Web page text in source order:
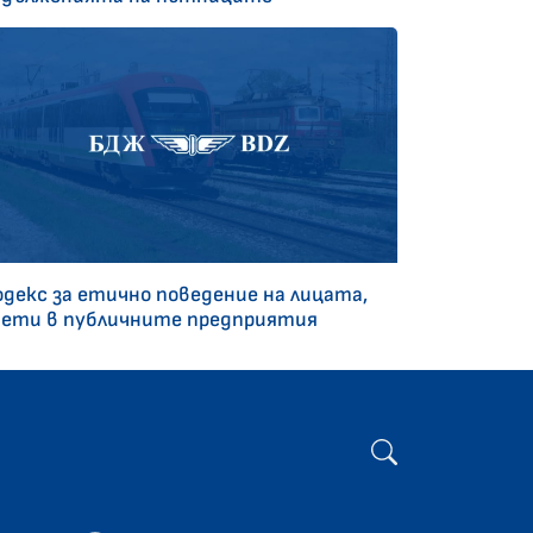
за етично поведение на лицата,
в публичните предприятия